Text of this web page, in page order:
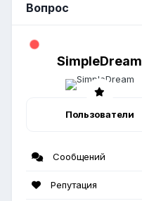
Вопрос
SimpleDream
Пользователи
Сообщений
Репутация